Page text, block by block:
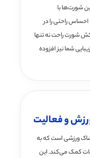
شورت‌ها با
راحتی را در
شورت راحت نه تنها
شما نیز افزوده
و فعالیت
ورزشی است که به
کمک می‌کند. این